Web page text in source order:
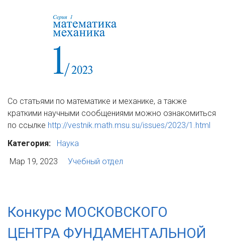
Со статьями по математике и механике, а также
краткими научными сообщениями можно ознакомиться
по ссылке http://vestnik.math.msu.su/issues/2023/1.html
Категория:
Наука
Мар 19, 2023
Учебный отдел
Конкурс МОСКОВСКОГО
ЦЕНТРА ФУНДАМЕНТАЛЬНОЙ